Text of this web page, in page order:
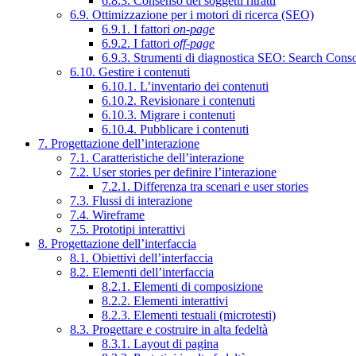
6.9. Ottimizzazione per i motori di ricerca (SEO)
6.9.1. I fattori on-page
6.9.2. I fattori off-page
6.9.3. Strumenti di diagnostica SEO: Search
6.10. Gestire i contenuti
6.10.1. L’inventario dei contenuti
6.10.2. Revisionare i contenuti
6.10.3. Migrare i contenuti
6.10.4. Pubblicare i contenuti
7. Progettazione dell’interazione
7.1. Caratteristiche dell’interazione
7.2. User stories per definire l’interazione
7.2.1. Differenza tra scenari e user stories
7.3. Flussi di interazione
7.4. Wireframe
7.5. Prototipi interattivi
8. Progettazione dell’interfaccia
8.1. Obiettivi dell’interfaccia
8.2. Elementi dell’interfaccia
8.2.1. Elementi di composizione
8.2.2. Elementi interattivi
8.2.3. Elementi testuali (microtesti)
8.3. Progettare e costruire in alta fedeltà
8.3.1. Layout di pagina